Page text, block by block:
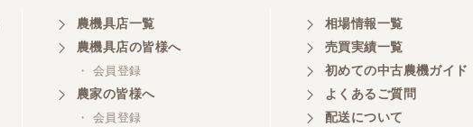
農機具店一覧
農機具店の皆様へ
・ 会員登録
農家の皆様へ
・ 会員登録
相場情報一覧
売買実績一覧
初めての中古農機ガイド
よくあるご質問
配送について